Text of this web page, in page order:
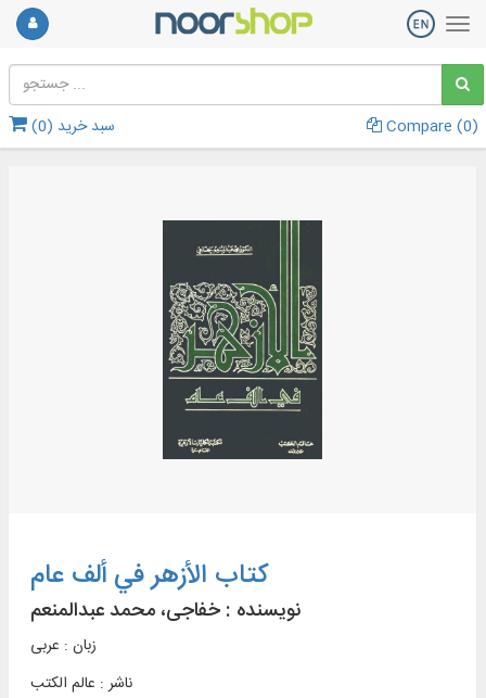
سبد خرید (0
) Compare (0)
کتاب الأزهر في ألف عام
نویسنده : خفاجی، محمد عبدالمنعم
زبان : عربی
ناشر : عالم الکتب